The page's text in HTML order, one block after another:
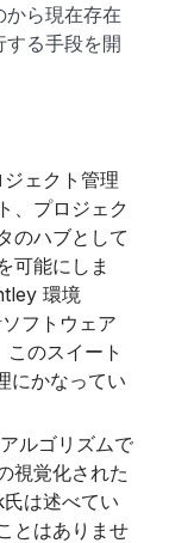
ら現在存在
る手段を開
ェクト管理
、プロジェク
のハブとして
可能にしま
環境
フトウェア
のスイート
にかなってい
ルゴリズムで
視覚化された
は述べてい
とはありませ